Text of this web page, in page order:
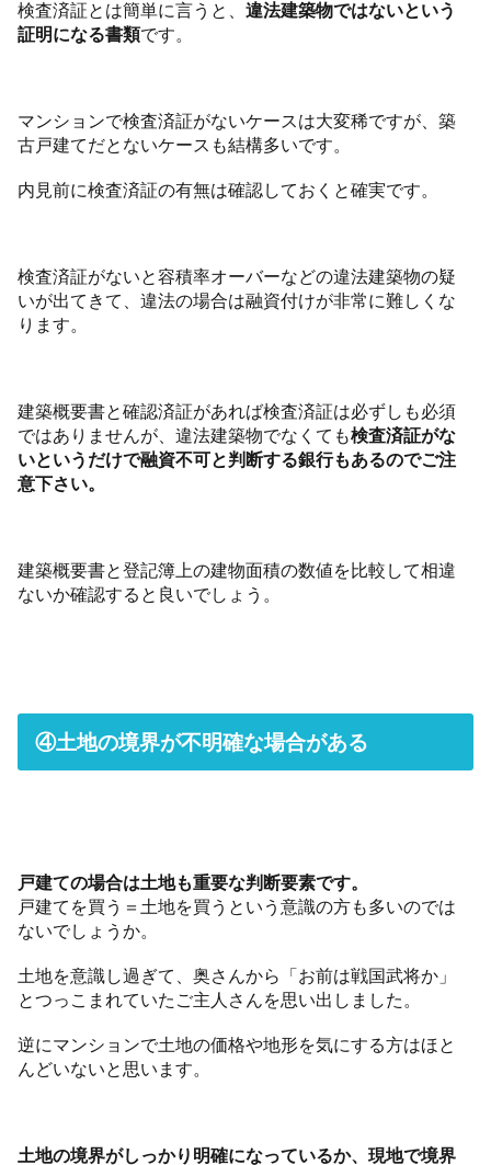
検査済証とは簡単に言うと、違法建築物ではないという
証明になる書類です。
マンションで検査済証がないケースは大変稀ですが、築
古戸建てだとないケースも結構多いです。
内見前に検査済証の有無は確認しておくと確実です。
検査済証がないと容積率オーバーなどの違法建築物の疑
いが出てきて、違法の場合は融資付けが非常に難しくな
ります。
建築概要書と確認済証があれば検査済証は必ずしも必須
ではありませんが、違法建築物でなくても検査済証がな
いというだけで融資不可と判断する銀行もあるのでご注
意下さい。
建築概要書と登記簿上の建物面積の数値を比較して相違
ないか確認すると良いでしょう。
④土地の境界が不明確な場合がある
戸建ての場合は土地も重要な判断要素です。
戸建てを買う＝土地を買うという意識の方も多いのでは
ないでしょうか。
土地を意識し過ぎて、奥さんから「お前は戦国武将か」
とつっこまれていたご主人さんを思い出しました。
逆にマンションで土地の価格や地形を気にする方はほと
んどいないと思います。
土地の境界がしっかり明確になっているか、現地で境界